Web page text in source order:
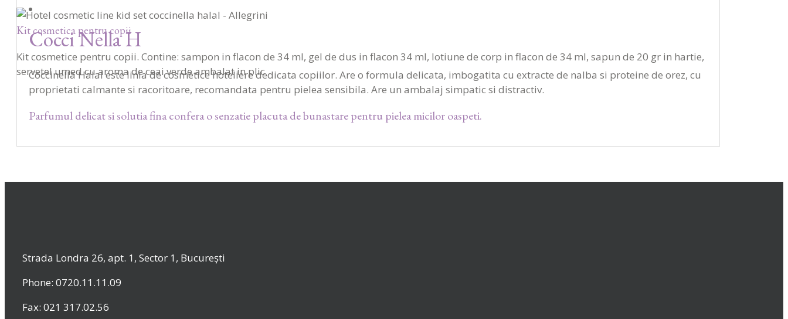
Kit cosmetica pentru copii
Kit cosmetice pentru copii. Contine: sampon in flacon de 34 ml, gel de dus in flacon 34 ml, lotiune de corp in flacon de 34 ml, sapun de 20 gr in hartie,
servetel umed cu aroma de ceai verde ambalat in plic
Cocci Nella H
Coccinella Halal este linia de cosmetice hoteliere dedicata copiilor. Are o formula delicata, imbogatita cu extracte de nalba si proteine de orez, cu
proprietati calmante si racoritoare, recomandata pentru pielea sensibila. Are un ambalaj simpatic si distractiv.
Parfumul delicat si solutia fina confera o senzatie placuta de bunastare pentru pielea micilor oaspeti.
Strada Londra 26, apt. 1, Sector 1, București
Phone: 0720.11.11.09
Fax: 021 317.02.56